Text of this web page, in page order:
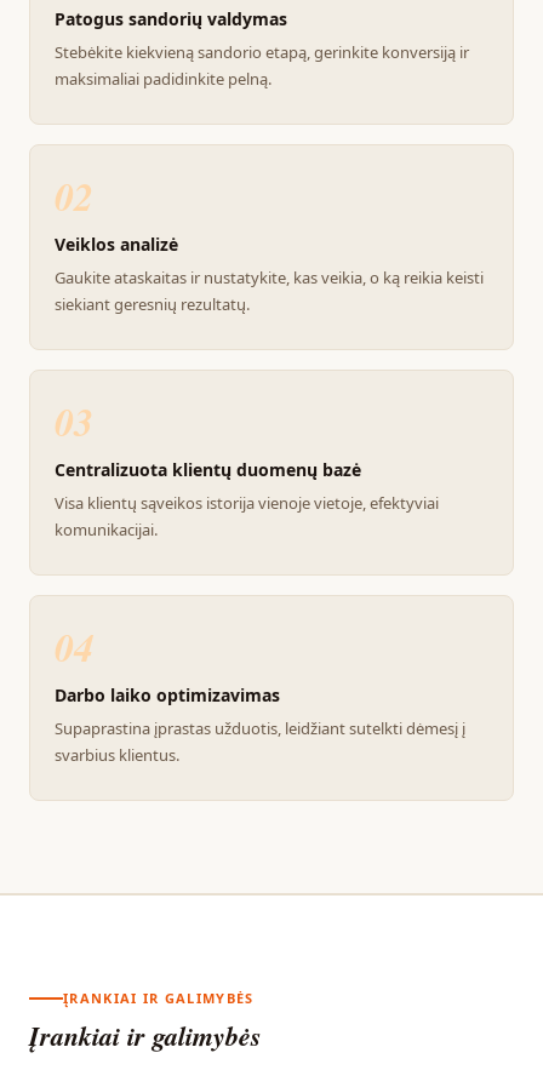
Patogus sandorių valdymas
Stebėkite kiekvieną sandorio etapą, gerinkite konversiją ir
maksimaliai padidinkite pelną.
02
Veiklos analizė
Gaukite ataskaitas ir nustatykite, kas veikia, o ką reikia keisti
siekiant geresnių rezultatų.
03
Centralizuota klientų duomenų bazė
Visa klientų sąveikos istorija vienoje vietoje, efektyviai
komunikacijai.
04
Darbo laiko optimizavimas
Supaprastina įprastas užduotis, leidžiant sutelkti dėmesį į
svarbius klientus.
ĮRANKIAI IR GALIMYBĖS
Įrankiai ir galimybės